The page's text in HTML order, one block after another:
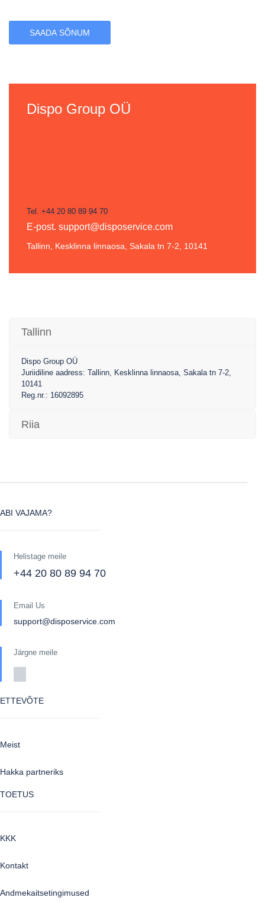
Dispo Group OÜ
Tel. +44 20 80 89 94 70
E-post. support@disposervice.com
Tallinn, Kesklinna linnaosa, Sakala tn 7-2, 10141
Tallinn
Dispo Group OÜ
Juriidiline aadress: Tallinn, Kesklinna linnaosa, Sakala tn 7-2,
10141
Reg.nr.: 16092895
Riia
ABI VAJAMA?
Helistage meile
+44 20 80 89 94 70
Email Us
support@disposervice.com
Järgne meile
ETTEVÕTE
Meist
Hakka partneriks
TOETUS
KKK
Kontakt
Andmekaitsetingimused